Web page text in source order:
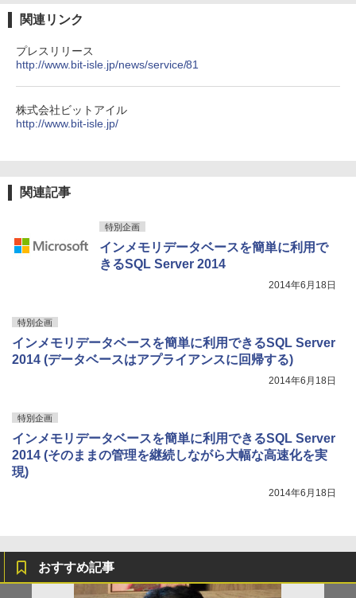
関連リンク
プレスリリース
http://www.bit-isle.jp/news/service/81
株式会社ビットアイル
http://www.bit-isle.jp/
関連記事
特別企画
インメモリデータベースを簡単に利用で
きるSQL Server 2014
2014年6月18日
特別企画
インメモリデータベースを簡単に利用できるSQL Server
2014 (データベースはアプライアンスに回帰する)
2014年6月18日
特別企画
インメモリデータベースを簡単に利用できるSQL Server
2014 (そのままの管理を継続しながら大幅な高速化を実
現)
2014年6月18日
おすすめ記事